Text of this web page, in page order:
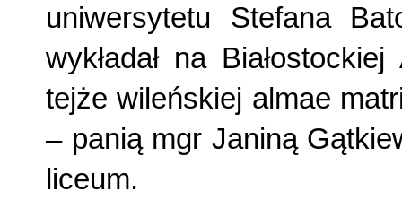
uniwersytetu Stefana
wykładał na
tejże wileńskiej almae
– panią mgr Janiną
liceum.